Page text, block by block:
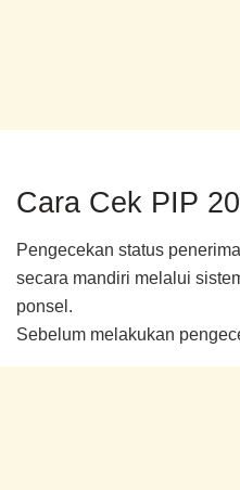
Cara Cek PIP
Pengecekan status
secara mandiri melalui
ponsel.
Sebelum melakukan